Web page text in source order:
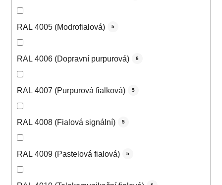
RAL 4005 (Modrofialová) 5
RAL 4006 (Dopravní purpurová) 6
RAL 4007 (Purpurová fialková) 5
RAL 4008 (Fialová signální) 5
RAL 4009 (Pastelová fialová) 5